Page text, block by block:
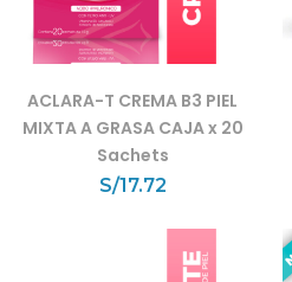
ACLARA-T CREMA B3 PIEL
MIXTA A GRASA CAJA x 20
Sachets
S/17.72